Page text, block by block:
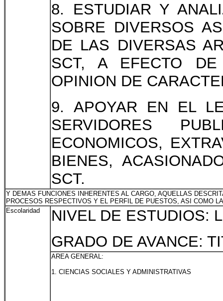
8. ESTUDIAR Y
SOBRE DIVERSOS
DE LAS DIVERSAS
SCT, A EFECTO DE
OPINION DE
9. APOYAR EN EL
SERVIDORES
ECONOMICOS,
BIENES,
SCT.
Y DEMAS FUNCIONES INHERENTES AL CARGO, AQUELLAS
PROCESOS RESPECTIVOS Y EL PERFIL DE PUESTOS, ASI COMO
Escolaridad
NIVEL DE ESTUDIOS:
GRADO DE AVANCE:
AREA GENERAL:
1. CIENCIAS SOCIALES Y ADMINISTRATIVAS